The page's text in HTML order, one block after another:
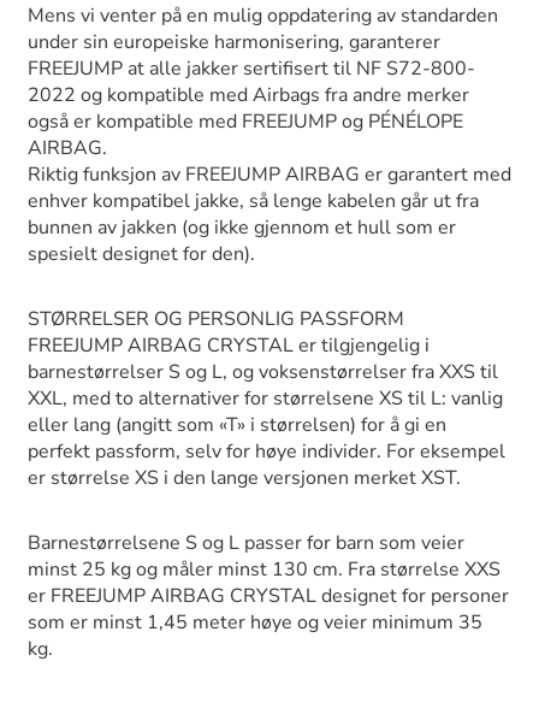
Mens vi venter på en mulig oppdatering av standarden
under sin europeiske harmonisering, garanterer
FREEJUMP at alle jakker sertifisert til NF S72-800-
2022 og kompatible med Airbags fra andre merker
også er kompatible med FREEJUMP og PÉNÉLOPE
AIRBAG.
Riktig funksjon av FREEJUMP AIRBAG er garantert med
enhver kompatibel jakke, så lenge kabelen går ut fra
bunnen av jakken (og ikke gjennom et hull som er
spesielt designet for den).
STØRRELSER OG PERSONLIG PASSFORM
FREEJUMP AIRBAG CRYSTAL er tilgjengelig i
barnestørrelser S og L, og voksenstørrelser fra XXS til
XXL, med to alternativer for størrelsene XS til L: vanlig
eller lang (angitt som «T» i størrelsen) for å gi en
perfekt passform, selv for høye individer. For eksempel
er størrelse XS i den lange versjonen merket XST.
Barnestørrelsene S og L passer for barn som veier
minst 25 kg og måler minst 130 cm. Fra størrelse XXS
er FREEJUMP AIRBAG CRYSTAL designet for personer
som er minst 1,45 meter høye og veier minimum 35
kg.